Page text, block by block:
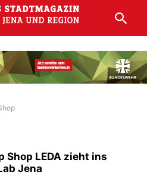
Shop LEDA zieht ins
Jena